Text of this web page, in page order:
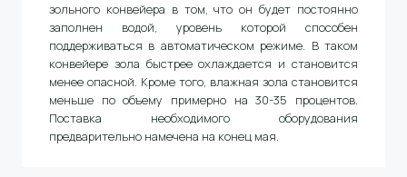
зольного конвейера в том, что он будет постоянно
заполнен водой, уровень которой способен
поддерживаться в автоматическом режиме. В таком
конвейере зола быстрее охлаждается и становится
менее опасной. Кроме того, влажная зола становится
меньше по объему примерно на 30-35 процентов.
Поставка необходимого оборудования
предварительно намечена на конец мая.